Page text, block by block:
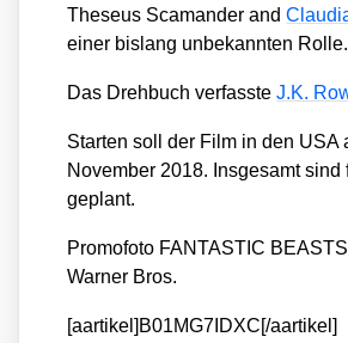
The­seus Sca­man­der and
einer bis­lang unbe­kann­ten Rol­le.
Das Dreh­buch ver­fass­teJ.K.
Star­ten soll der Film in den USA
Novem­ber 2018. Ins­ge­samt sind
geplant.
Pro­mo­fo­to FANTASTIC
War­ner Bros.
[aartikel]B01MG7IDXC[/aartikel]